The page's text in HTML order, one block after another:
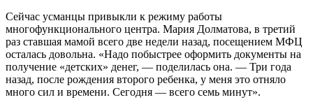
Сейчас усманцы привыкли к режиму работы
многофункционального центра. Мария Долматова, в третий
раз ставшая мамой всего две недели назад, посещением МФЦ
осталась довольна. «Надо побыстрее оформить документы на
получение «детских» денег, — поделилась она. — Три года
назад, после рождения второго ребенка, у меня это отняло
много сил и времени. Сегодня — всего семь минут».